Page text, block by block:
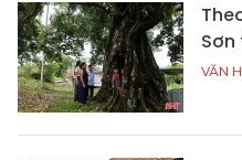
Sơn
VĂN